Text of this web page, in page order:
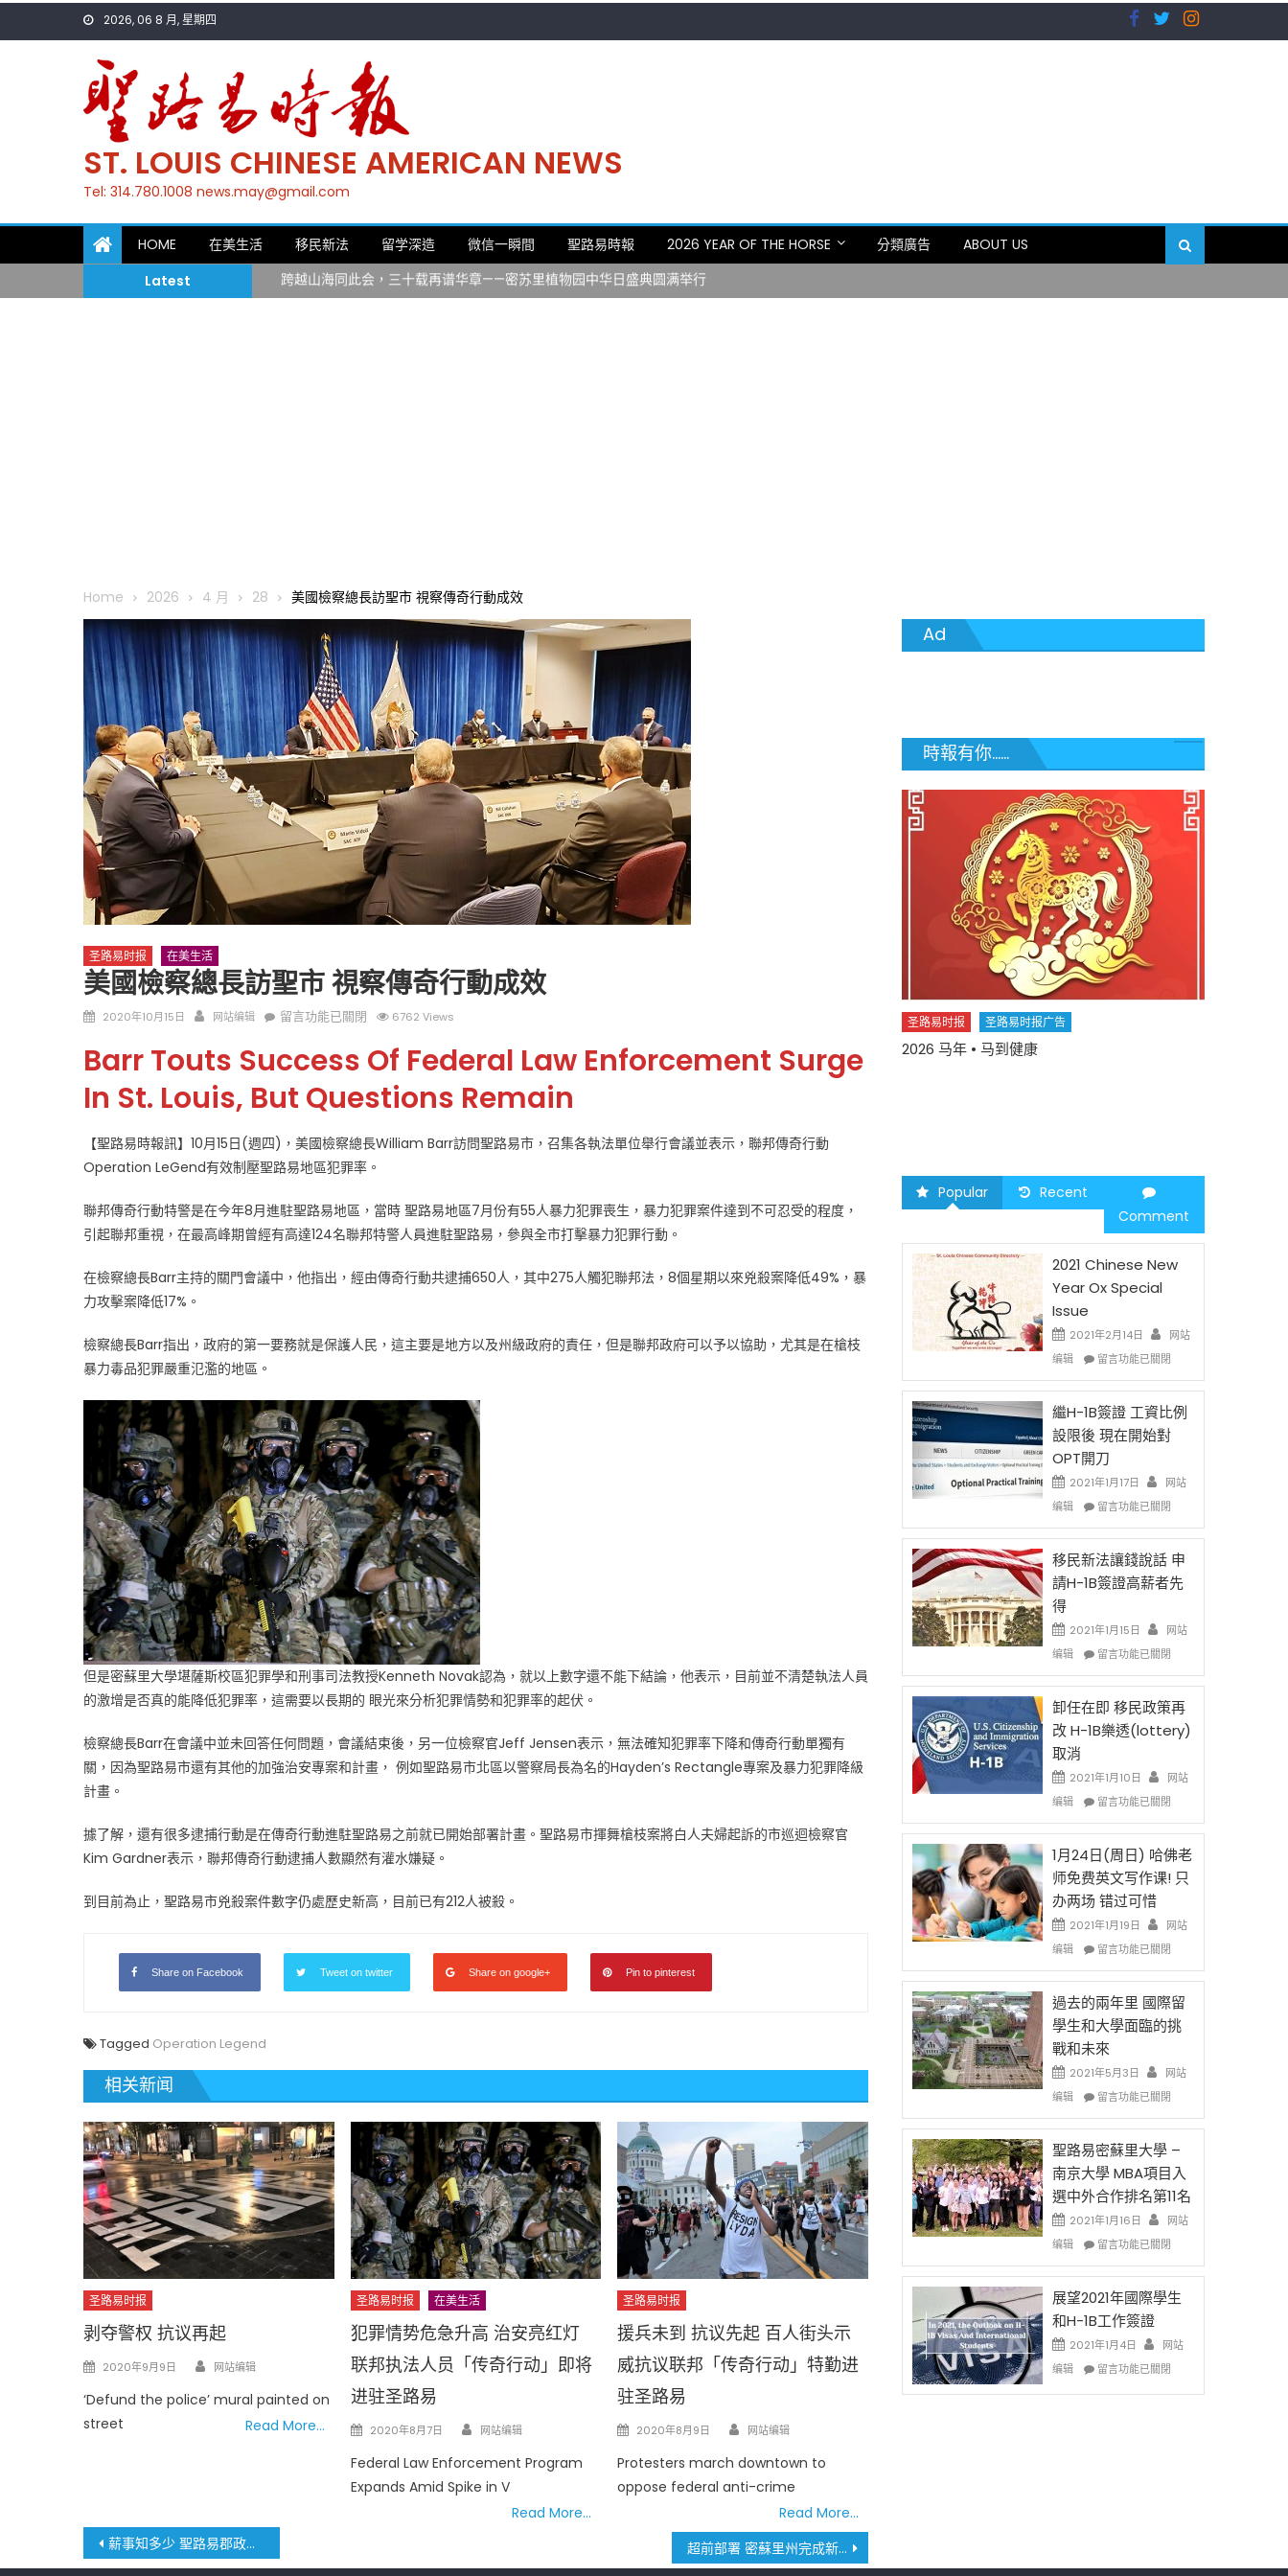
2026, 06 8 月, 星期四
ST. LOUIS CHINESE AMERICAN NEWS
Tel: 314.780.1008 news.may@gmail.com
HOME 在美生活 移民新法 留学深造 微信一瞬間 聖路易時報 2026 YEAR OF THE HORSE 分類廣告
ABOUT US
Latest
一晃三十年，初夏又相逢。中华日，等你来赴约 —— 密苏里植物园“中华日三十周年特别报道（五）
筝声与琴韵交汇：刘励(Li Statler)与钢琴家Darek演绎一场古筝与钢琴的精彩对话
跨越山海同此会，三十载再谱华章——密苏里植物园中华日盛典圆满举行
圣路易龙舟俱乐部5月16日龙舟体验日 邀请各界亲身体验划行乐趣 + 水上竞速魅力
Home 2026 4 月 28 美國檢察總長訪聖市 視察傳奇行動成效
圣路易时报 在美生活
美國檢察總長訪聖市 視察傳奇行動成效
Posted
2020年10月15日 Author
网站编辑
在
國
察
長
訪
市
視
傳
動
中
留言功能已關閉 6762 Views
Barr Touts Success Of Federal Law Enforcement Surge
In St. Louis, But Questions Remain
【聖路易時報訊】10月15日(週四)，美國檢察總長William Barr訪問聖路易市，召集各執法單位舉行會議並表示，聯邦傳奇行動
Operation LeGend有效制壓聖路易地區犯罪率。
聯邦傳奇行動特警是在今年8月進駐聖路易地區，當時 聖路易地區7月份有55人暴力犯罪喪生，暴力犯罪案件達到不可忍受的程度，
引起聯邦重視，在最高峰期曾經有高達124名聯邦特警人員進駐聖路易，參與全市打擊暴力犯罪行動。
在檢察總長Barr主持的關門會議中，他指出，經由傳奇行動共逮捕650人，其中275人觸犯聯邦法，8個星期以來兇殺案降低49%，暴
力攻擊案降低17%。
檢察總長Barr指出，政府的第一要務就是保護人民，這主要是地方以及州級政府的責任，但是聯邦政府可以予以協助，尤其是在槍枝
暴力毒品犯罪嚴重氾濫的地區。
但是密蘇里大學堪薩斯校區犯罪學和刑事司法教授Kenneth Novak認為，就以上數字還不能下結論，他表示，目前並不清楚執法人員
的激增是否真的能降低犯罪率，這需要以長期的 眼光來分析犯罪情勢和犯罪率的起伏。
檢察總長Barr在會議中並未回答任何問題，會議結束後，另一位檢察官Jeff Jensen表示，無法確知犯罪率下降和傳奇行動單獨有
關，因為聖路易市還有其他的加強治安專案和計畫， 例如聖路易市北區以警察局長為名的Hayden’s Rectangle專案及暴力犯罪降級
計畫。
據了解，還有很多逮捕行動是在傳奇行動進駐聖路易之前就已開始部署計畫。聖路易市揮舞槍枝案將白人夫婦起訴的市巡迴檢察官
Kim Gardner表示，聯邦傳奇行動逮捕人數顯然有灌水嫌疑。
到目前為止，聖路易市兇殺案件數字仍處歷史新高，目前已有212人被殺。
Share on Facebook Tweet on twitter Share on google+ Pin to pinterest
Tagged Operation Legend
相关新闻
圣路易时报
剥夺警权 抗议再起
Posted
2020年9月9日 Author
网站编辑
‘Defund the police’ mural painted on
street
Read More…
圣路易时报 在美生活
犯罪情势危急升高 治安亮红灯
联邦执法人员「传奇行动」即将
进驻圣路易
Posted
2020年8月7日 Author
网站编辑
Federal Law Enforcement Program
Expands Amid Spike in V
Read More…
圣路易时报
援兵未到 抗议先起 百人街头示
威抗议联邦「传奇行动」特勤进
驻圣路易
Posted
2020年8月9日 Author
网站编辑
Protesters march downtown to
oppose federal anti-crime
Read More…
文薪事知多少 聖路易郡政府薪資大公開 超前部署 密蘇里州完成新冠疫苗注射計畫
Ad
時報有你......
圣路易时报广告
使用 欢迎参加索取! 4月18日星期六 上午
午 Grace UM Church
圣路易时报 圣路易时报广告
了解您的数字! 3月21日星期六 上午9点至中午
Grace UM Church 免费健康检查
圣路易时报 圣路易时报广告
2026 马年 • 马到健康
Popular
Recent
Comment
2021 Chinese New
Year Ox Special
Issue
2021年2月14日
网站
编辑
在
Chinese
New
Year
Ox
Special
Issue〉
中
留言功能已關閉
繼H-1B簽證 工資比例
設限後 現在開始對
OPT開刀
2021年1月17日
网站
编辑
在
H-
1B
簽
證
資
比
設
限
後
現
開
始
對
OPT
開
刀〉
中
留言功能已關閉
移民新法讓錢說話 申
請H-1B簽證高薪者先
得
2021年1月15日
网站
编辑
在
民
新
法
讓
說
話
請
H-
1B
簽
證
高
薪
者
先
得〉
中
留言功能已關閉
卸任在即 移民政策再
改 H-1B樂透(lottery)
取消
2021年1月10日
网站
编辑
在
任
在
即
移
民
政
策
改
H-
1B
樂
透
(lottery)
取
消〉
中
留言功能已關閉
1月24日(周日) 哈佛老
师免费英文写作课! 只
办两场 错过可惜
2021年1月19日
网站
编辑
在
月
24
日
(周
日)
哈
佛
师
免
费
英
文
写
作
课!
只
办
场
错
过
惜〉
留言功能已關閉
過去的兩年里 國際留
學生和大學面臨的挑
戰和未來
2021年5月3日
网站
编辑
在
去
的
兩
年
里
國
際
學
生
大
學
面
留言功能已關閉
聖路易密蘇里大學 –
南京大學 MBA項目入
選中外合作排名第11名
2021年1月16日
网站
编辑
在
路
易
密
蘇
里
大
選
留言功能已關閉
展望2021年國際學生
和H-1B工作簽證
2021年1月4日
网站
编辑
在
1B
留言功能已關閉